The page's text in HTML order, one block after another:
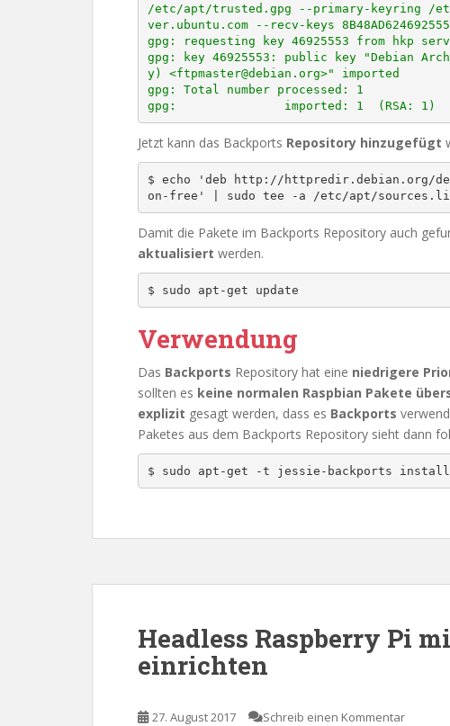
/etc/apt/trusted.gpg --primary-keyring /
ver.ubuntu.com --recv-keys
gpg: requesting key 46925553 from hkp
gpg: key 46925553: public key "Debian
y) <ftpmaster@debian.org>" imported
gpg: Total number processed: 1
gpg:               imported: 1  (RSA: 1)
Jetzt kann das Backports Repository hinzugefügt
$ echo 'deb http://httpredir.debian.org/
on-free' | sudo tee -a /etc/apt/
Damit die Pakete im Backports Repository auch
aktualisiert werden.
$ sudo apt-get update
Verwendung
Das Backports Repository hat eine niedrigere
sollten es keine normalen Raspbian Pakete
explizit gesagt werden, dass es Backports
Paketes aus dem Backports Repository sieht dann
$ sudo apt-get -t jessie-backports install
Headless Raspberry Pi
einrichten
27. August 2017 Schreib einen Kommentar